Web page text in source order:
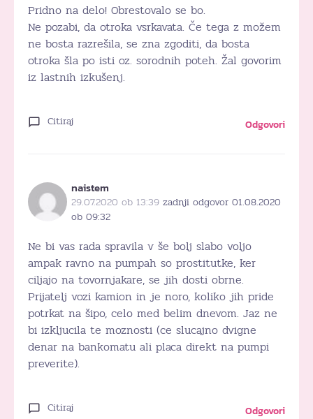
Pridno na delo! Obrestovalo se bo.
Ne pozabi, da otroka vsrkavata. Če tega z možem
ne bosta razrešila, se zna zgoditi, da bosta
otroka šla po isti oz. sorodnih poteh. Žal govorim
iz lastnih izkušenj.
Citiraj Odgovori
naistem
29.07.2020 ob 13:39 zadnji odgovor 01.08.2020
ob 09:32
Ne bi vas rada spravila v še bolj slabo voljo
ampak ravno na pumpah so prostitutke, ker
ciljajo na tovornjakare, se jih dosti obrne.
Prijatelj vozi kamion in je noro, koliko jih pride
potrkat na šipo, celo med belim dnevom. Jaz ne
bi izkljucila te moznosti (ce slucajno dvigne
denar na bankomatu ali placa direkt na pumpi
preverite).
Citiraj Odgovori